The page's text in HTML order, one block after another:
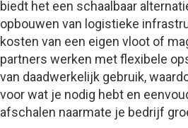
biedt het een schaalbaar
opbouwen van logistieke
kosten van een eigen vloot of
partners werken met flexibele
van daadwerkelijk gebruik,
voor wat je nodig hebt en
afschalen naarmate je bedrijf